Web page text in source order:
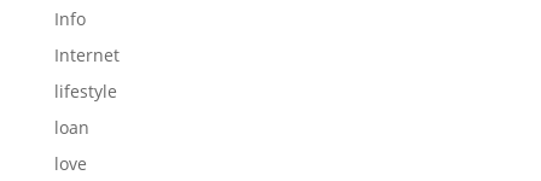
Info
Internet
lifestyle
loan
love